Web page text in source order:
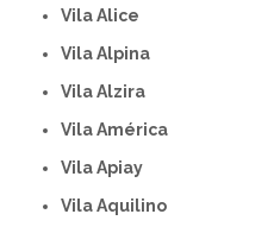
Vila Alice
Vila Alpina
Vila Alzira
Vila América
Vila Apiay
Vila Aquilino